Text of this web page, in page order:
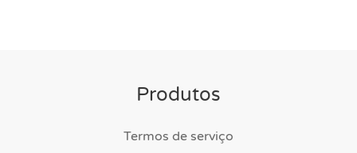
Produtos
Termos de serviço